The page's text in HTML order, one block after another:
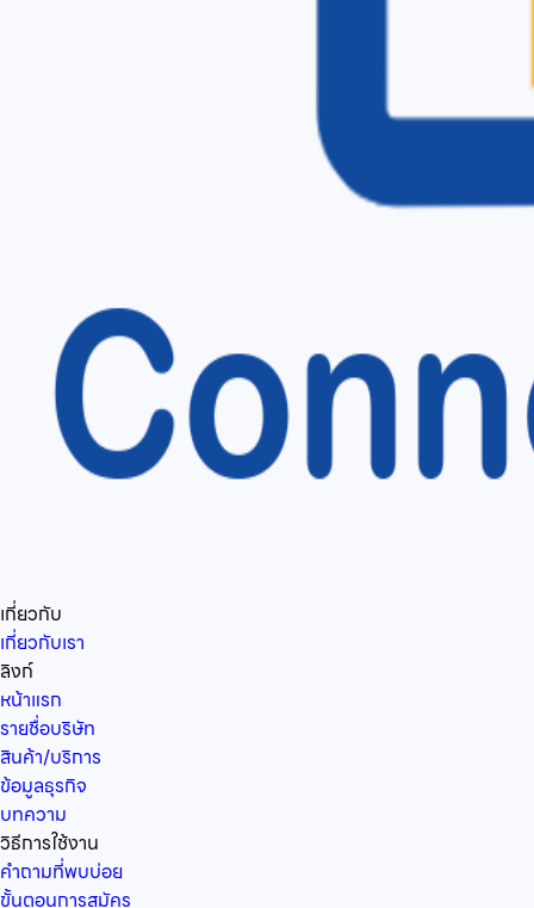
เกี่ยวกับ
เกี่ยวกับเรา
ลิงก์
หน้าแรก
รายชื่อบริษัท
สินค้า/บริการ
ข้อมูลธุรกิจ
บทความ
วิธีการใช้งาน
คำถามที่พบบ่อย
ขั้นตอนการสมัคร